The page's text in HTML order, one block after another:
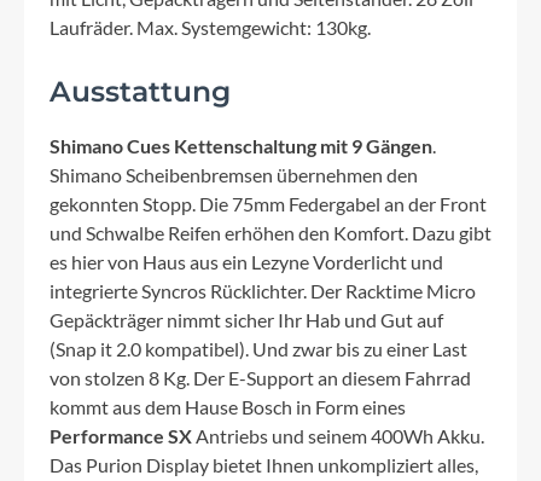
Laufräder. Max. Systemgewicht: 130kg.
Ausstattung
Shimano Cues Kettenschaltung mit 9 Gängen.
Shimano Scheibenbremsen übernehmen den
gekonnten Stopp. Die 75mm Federgabel an der Front
und Schwalbe Reifen erhöhen den Komfort. Dazu gibt
es hier von Haus aus ein Lezyne Vorderlicht und
integrierte Syncros Rücklichter. Der Racktime Micro
Gepäckträger nimmt sicher Ihr Hab und Gut auf
(Snap it 2.0 kompatibel). Und zwar bis zu einer Last
von stolzen 8 Kg. Der E-Support an diesem Fahrrad
kommt aus dem Hause Bosch in Form eines
Performance SXAntriebs und seinem 400Wh Akku.
Das Purion Display bietet Ihnen unkompliziert alles,